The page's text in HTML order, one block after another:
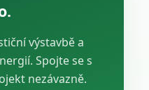
výstavbě a
Spojte se s
nezávazně.